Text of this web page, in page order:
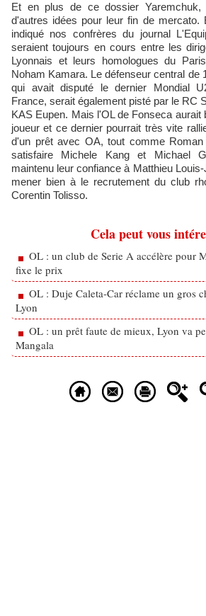
Et en plus de ce dossier Yaremchuk,
d'autres idées pour leur fin de mercato.
indiqué nos confrères du journal
seraient toujours en cours entre les
Lyonnais et leurs homologues du
Noham Kamara. Le défenseur central de
qui avait disputé le dernier Mondial
France, serait également pisté par le RC
KAS Eupen. Mais l'OL de Fonseca aurait
joueur et ce dernier pourrait très vite
d'un prêt avec OA, tout comme
satisfaire Michele Kang et Michael
maintenu leur confiance à Matthieu
mener bien à le recrutement du club
Corentin Tolisso.
Cela peut vous
OL : un club de Serie A accélère pour
fixe le prix
OL : Duje Caleta-Car réclame un gros
Lyon
OL : un prêt faute de mieux, Lyon va
Mangala